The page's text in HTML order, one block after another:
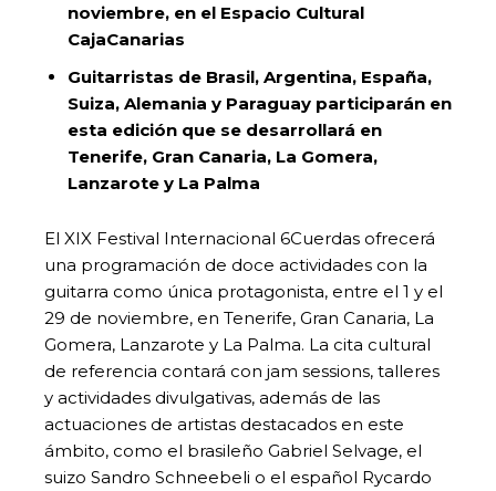
noviembre, en el Espacio Cultural
CajaCanarias
Guitarristas de Brasil, Argentina, España,
Suiza, Alemania y Paraguay participarán en
esta edición que se desarrollará en
Tenerife, Gran Canaria, La Gomera,
Lanzarote y La Palma
El XIX Festival Internacional 6Cuerdas ofrecerá
una programación de doce actividades con la
guitarra como única protagonista, entre el 1 y el
29 de noviembre, en Tenerife, Gran Canaria, La
Gomera, Lanzarote y La Palma. La cita cultural
de referencia contará con jam sessions, talleres
y actividades divulgativas, además de las
actuaciones de artistas destacados en este
ámbito, como el brasileño Gabriel Selvage, el
suizo Sandro Schneebeli o el español Rycardo